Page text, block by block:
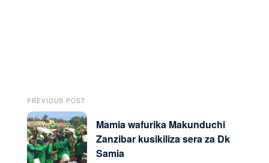
PREVIOUS POST
Mamia wafurika Makunduchi
Zanzibar kusikiliza sera za Dk
Samia